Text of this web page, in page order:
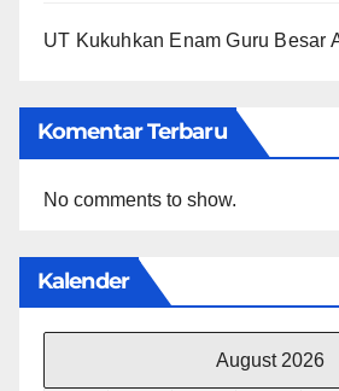
UT Kukuhkan Enam Guru Besar
Komentar Terbaru
No comments to show.
Kalender
August 2026